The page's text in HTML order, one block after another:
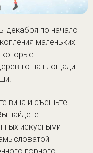
декабря по начало
маленьких
на площади
вина и съешьте
найдете
искусными